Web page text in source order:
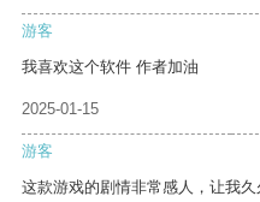
游客
我喜欢这个软件 作者加油
2025-01-15
游客
这款游戏的剧情非常感人，让我久